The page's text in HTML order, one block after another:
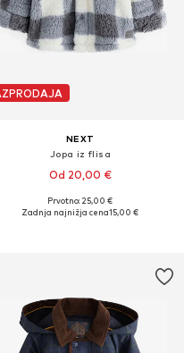
NEXT
Jopa iz flisa
Od 20,00 €
Razpoložljive velikosti: 74, 86, 122
Prvotno: 25,00 €
Zadnja najnižja cena15,00 €